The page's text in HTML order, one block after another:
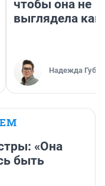
чтобы она не
выглядела как
Надежда
«Она
быть